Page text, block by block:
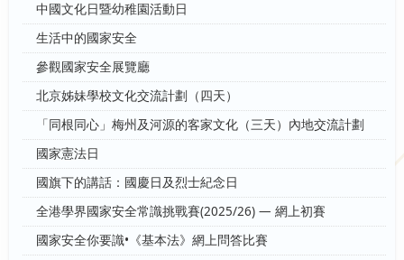
中國文化日暨幼稚園活動日
生活中的國家安全
參觀國家安全展覽廳
北京姊妹學校文化交流計劃（四天）
「同根同心」梅州及河源的客家文化（三天）內地交流計劃
國家憲法日
國旗下的講話：國慶日及烈士紀念日
全港學界國家安全常識挑戰賽(2025/26) — 網上初賽
國家安全你要識•《基本法》網上問答比賽